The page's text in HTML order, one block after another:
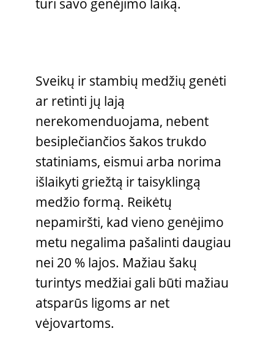
Sveikų ir stambių medžių genėti
ar retinti jų lają
nerekomenduojama, nebent
besiplečiančios šakos trukdo
statiniams, eismui arba norima
išlaikyti griežtą ir taisyklingą
medžio formą. Reikėtų
nepamiršti, kad vieno genėjimo
metu negalima pašalinti daugiau
nei 20 % lajos. Mažiau šakų
turintys medžiai gali būti mažiau
atsparūs ligoms ar net
vėjovartoms.